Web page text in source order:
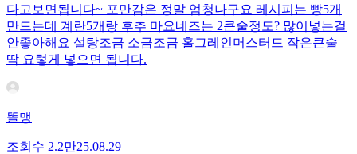
다고보면됩니다~ 포만감은 정말 엄청나구요 레시피는 빵5개
만드는데 계란5개랑 후추 마요네즈는 2큰술정도? 많이넣는걸
안좋아해요 설탕조금 소금조금 홀그레인머스터드 작은큰술
딱 요렇게 넣으면 됩니다.
똘맹
조회수 2.2만25.08.29